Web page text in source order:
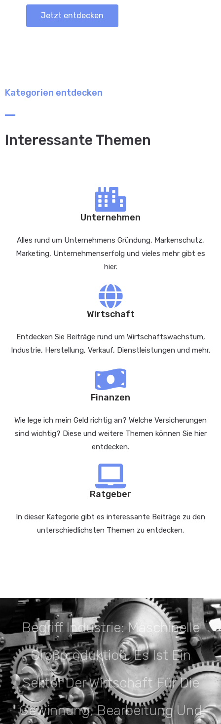
Jetzt entdecken
Kategorien entdecken
Interessante Themen
Unternehmen
Alles rund um Unternehmens Gründung, Markenschutz,
Marketing, Unternehmenserfolg und vieles mehr gibt es
hier.
Wirtschaft
Entdecken Sie Beiträge rund um Wirtschaftswachstum,
Industrie, Herstellung, Verkauf, Dienstleistungen und mehr.
Finanzen
Wie lege ich mein Geld richtig an? Welche Versicherungen
sind wichtig? Diese und weitere Themen können Sie hier
entdecken.
Ratgeber
In dieser Kategorie gibt es interessante Beiträge zu den
unterschiedlichsten Themen zu entdecken.
Begriff Industrie: Maschinelle
Großproduktion. Es Ist Ein
Sektor Der Wirtschaft Für Die
Gewinnung, Bearbeitung Und